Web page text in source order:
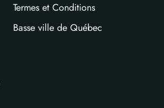
Termes et Conditions
Basse ville de Québec